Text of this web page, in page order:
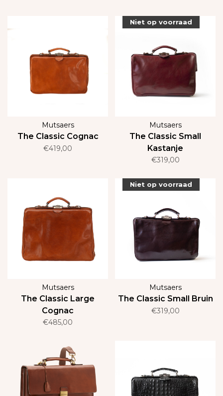
Mutsaers
The Classic Cognac
€419,00
Niet op voorraad
Mutsaers
The Classic Small
Kastanje
€319,00
Mutsaers
The Classic Large
Cognac
€485,00
Niet op voorraad
Mutsaers
The Classic Small Bruin
€319,00